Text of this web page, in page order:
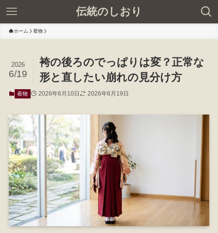
伝統のしおり
ホーム 着物
袴の後ろのでっぱりは変？正常な
形と直したい崩れの見分け方
2026
6/19
着物 2026年6月10日 2026年6月19日